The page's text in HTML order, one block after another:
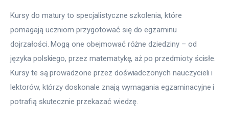
Kursy do matury to specjalistyczne szkolenia, które
pomagają uczniom przygotować się do egzaminu
dojrzałości. Mogą one obejmować różne dziedziny – od
języka polskiego, przez matematykę, aż po przedmioty ścisłe.
Kursy te są prowadzone przez doświadczonych nauczycieli i
lektorów, którzy doskonale znają wymagania egzaminacyjne i
potrafią skutecznie przekazać wiedzę.